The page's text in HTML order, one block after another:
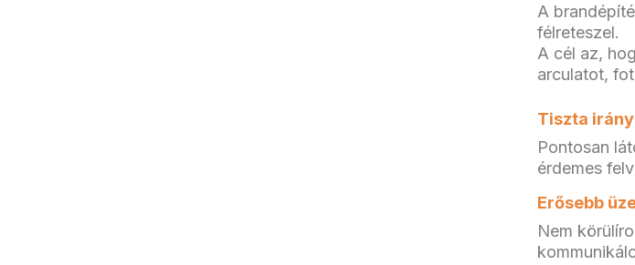
A
félreteszel.
A cél az,
arculatot,
Tiszta irány
Pontosan
érdemes
Erősebb
Nem